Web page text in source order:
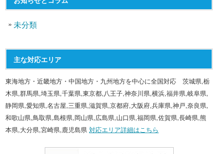
未分類
主な対応エリア
東海地方・近畿地方・中国地方・九州地方を中心に全国対応 茨城県,栃
木県,群馬県,埼玉県,千葉県,東京都,八王子,神奈川県,横浜,福井県,岐阜県,
静岡県,愛知県,名古屋,三重県,滋賀県,京都府,大阪府,兵庫県,神戸,奈良県,
和歌山県,鳥取県,島根県,岡山県,広島県,山口県,福岡県,佐賀県,長崎県,熊
本県,大分県,宮崎県,鹿児島県対応エリア詳細はこちら